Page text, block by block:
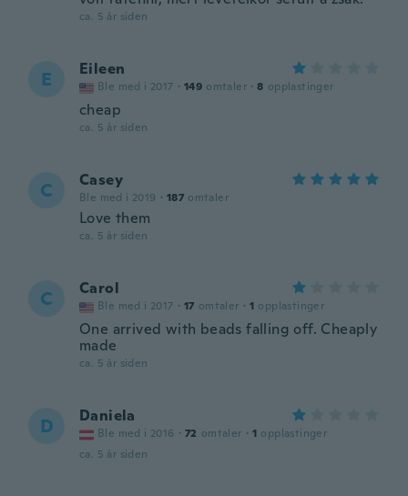
ca. 5 år siden
E Eileen
Ble med i 2017 · 149 omtaler · 8 opplastinger
cheap
ca. 5 år siden
C Casey
Ble med i 2019 · 187 omtaler
Love them
ca. 5 år siden
C Carol
Ble med i 2017 · 17 omtaler · 1 opplastinger
One arrived with beads falling off. Cheaply
made
ca. 5 år siden
D Daniela
Ble med i 2016 · 72 omtaler · 1 opplastinger
ca. 5 år siden